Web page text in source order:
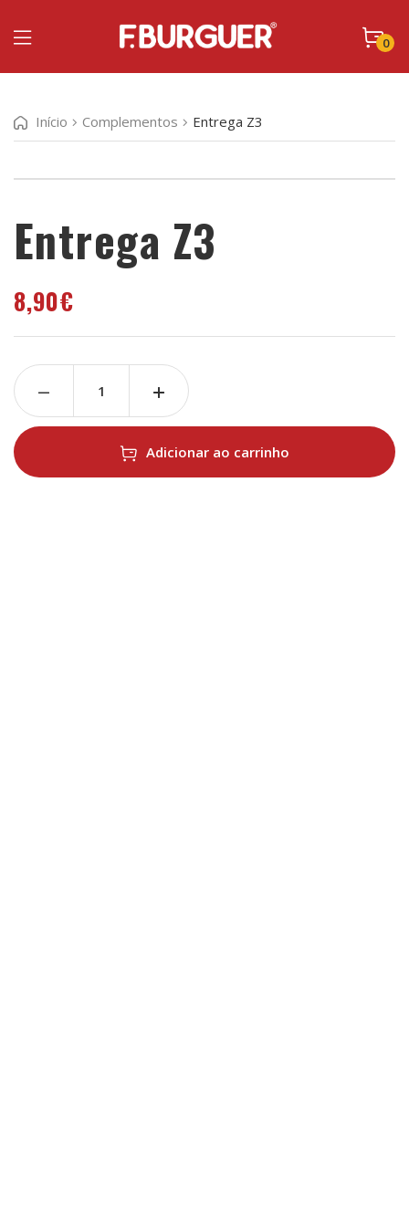
0
Início Complementos Entrega Z3
Entrega Z3
8,90€
Adicionar ao carrinho